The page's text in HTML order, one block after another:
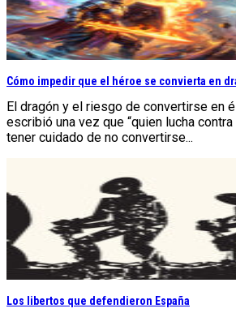
Cómo impedir que el héroe se convierta en
El dragón y el riesgo de convertirse en
escribió una vez que “quien lucha
tener cuidado de no convertirse...
Los libertos que defendieron España